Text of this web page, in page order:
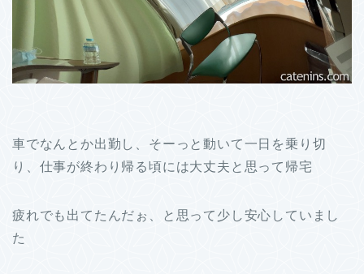
車でなんとか出勤し、そーっと動いて一日を乗り切
り、仕事が終わり帰る頃には大丈夫と思って帰宅
疲れでも出てたんだぉ、と思って少し安心していまし
た